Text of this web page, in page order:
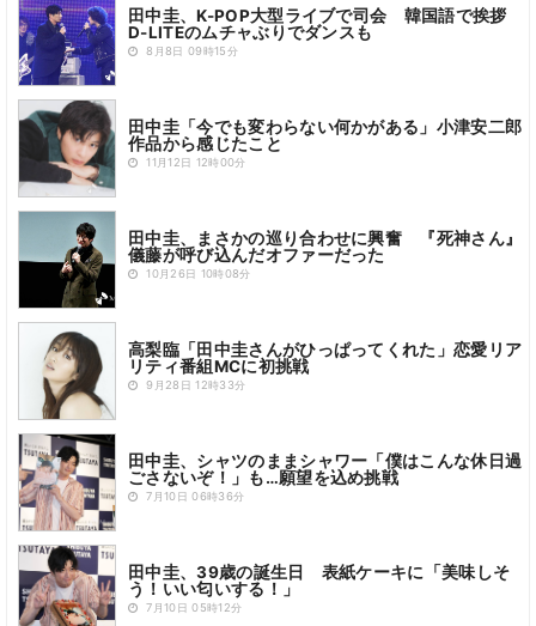
田中圭、K-POP大型ライブで司会 韓国語で挨拶
D-LITEのムチャぶりでダンスも
8月8日 09時15分
田中圭「今でも変わらない何かがある」小津安二郎
作品から感じたこと
11月12日 12時00分
田中圭、まさかの巡り合わせに興奮 『死神さん』
儀藤が呼び込んだオファーだった
10月26日 10時08分
高梨臨「田中圭さんがひっぱってくれた」恋愛リア
リティ番組MCに初挑戦
9月28日 12時33分
田中圭、シャツのままシャワー「僕はこんな休日過
ごさないぞ！」も…願望を込め挑戦
7月10日 06時36分
田中圭、39歳の誕生日 表紙ケーキに「美味しそ
う！いい匂いする！」
7月10日 05時12分